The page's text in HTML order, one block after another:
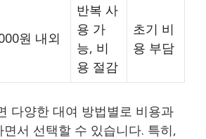
원 내외
반복 사
용 가
능, 비
용 절감
초기 비
용 부담
다양한 대여 방법별로 비용과
서 선택할 수 있습니다. 특히,